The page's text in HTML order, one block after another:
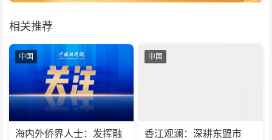
相关推荐
中国
海内外侨界人士：发挥融
中国
香江观澜：深耕东盟市